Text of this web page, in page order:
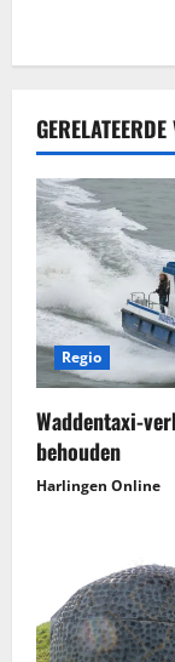
Regio
Waddentaxi-
behouden
Harlingen Online